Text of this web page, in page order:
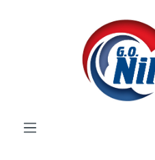
Zum Hauptinhalt springen